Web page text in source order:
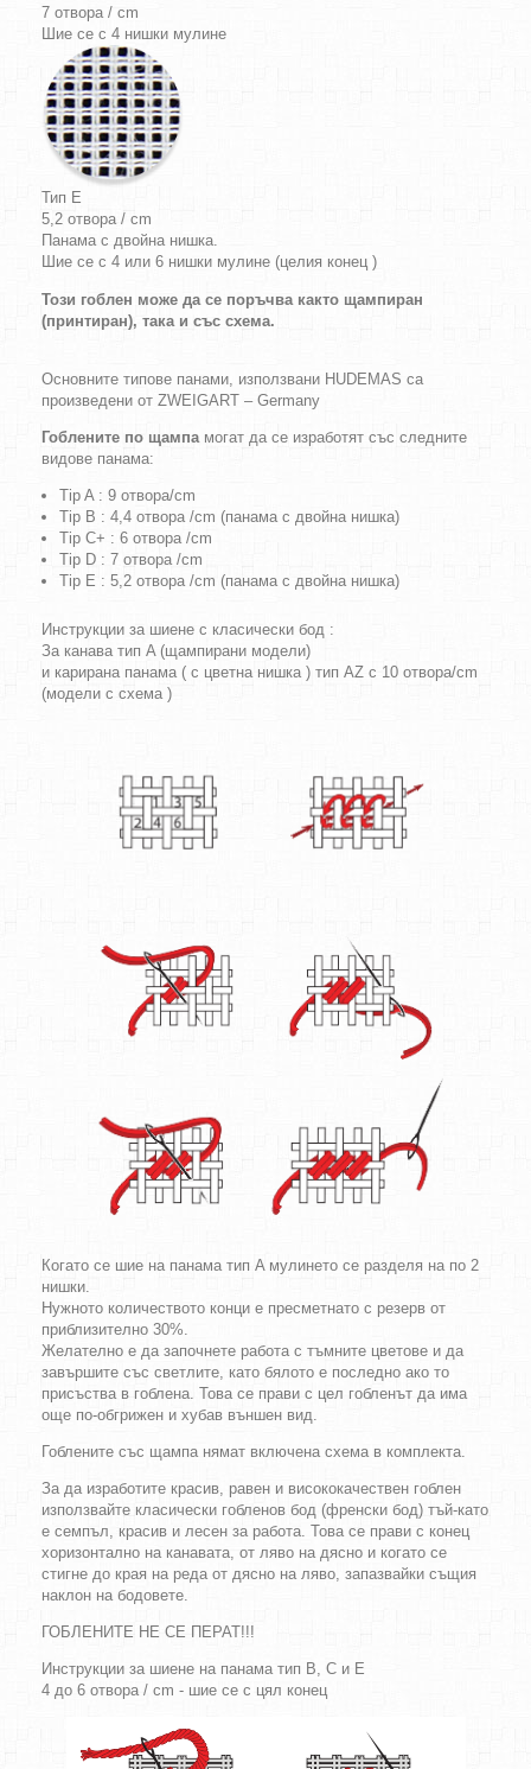
7 отвора / cm
Шие се с 4 нишки мулине
Тип E
5,2 отвора / cm
Панама с двойна нишка.
Шие се с 4 или 6 нишки мулине (целия конец )
Този гоблен може да се поръчва както щампиран
(принтиран), така и със схема.
Основните типове панами, използвани HUDEMAS са
произведени от ZWEIGART – Germany
Гоблените по щампамогат да се изработят със следните
видове панама:
Tip A : 9 отвора/cm
Tip B : 4,4 отвора /cm (панама с двойна нишка)
Tip C+ : 6 отвора /cm
Tip D : 7 отвора /cm
Tip E : 5,2 отвора /cm (панама с двойна нишка)
Инструкции за шиене с класически бод :
За канава тип A (щампирани модели)
и карирана панама ( с цветна нишка ) тип AZ с 10 отвора/cm
(модели с схема )
Когато се шие на панама тип A мулинето се разделя на по 2
нишки.
Нужното количеството конци е пресметнато с резерв от
приблизително 30%.
Желателно е да започнете работа с тъмните цветове и да
завършите със светлите, като бялото е последно ако то
присъства в гоблена. Това се прави с цел гобленът да има
още по-обгрижен и хубав външен вид.
Гоблените със щампа нямат включена схема в комплекта.
За да изработите красив, равен и висококачествен гоблен
използвайте класически гобленов бод (френски бод) тъй-като
е семпъл, красив и лесен за работа. Това се прави с конец
хоризонтално на канавата, от ляво на дясно и когато се
стигне до края на реда от дясно на ляво, запазвайки същия
наклон на бодовете.
ГОБЛЕНИТЕ НЕ СЕ ПЕРАТ!!!
Инструкции за шиене на панама тип B, C и E
4 до 6 отвора / cm - шие се с цял конец